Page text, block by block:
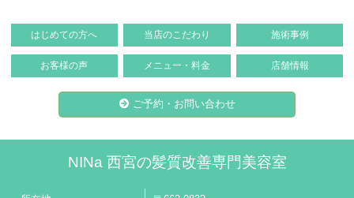
はじめての方へ 当店のこだわり 施術事例
お客様の声 メニュー・料金 店舗情報
ご予約・お問い合わせ
NINa 西宮の髪質改善専門美容室